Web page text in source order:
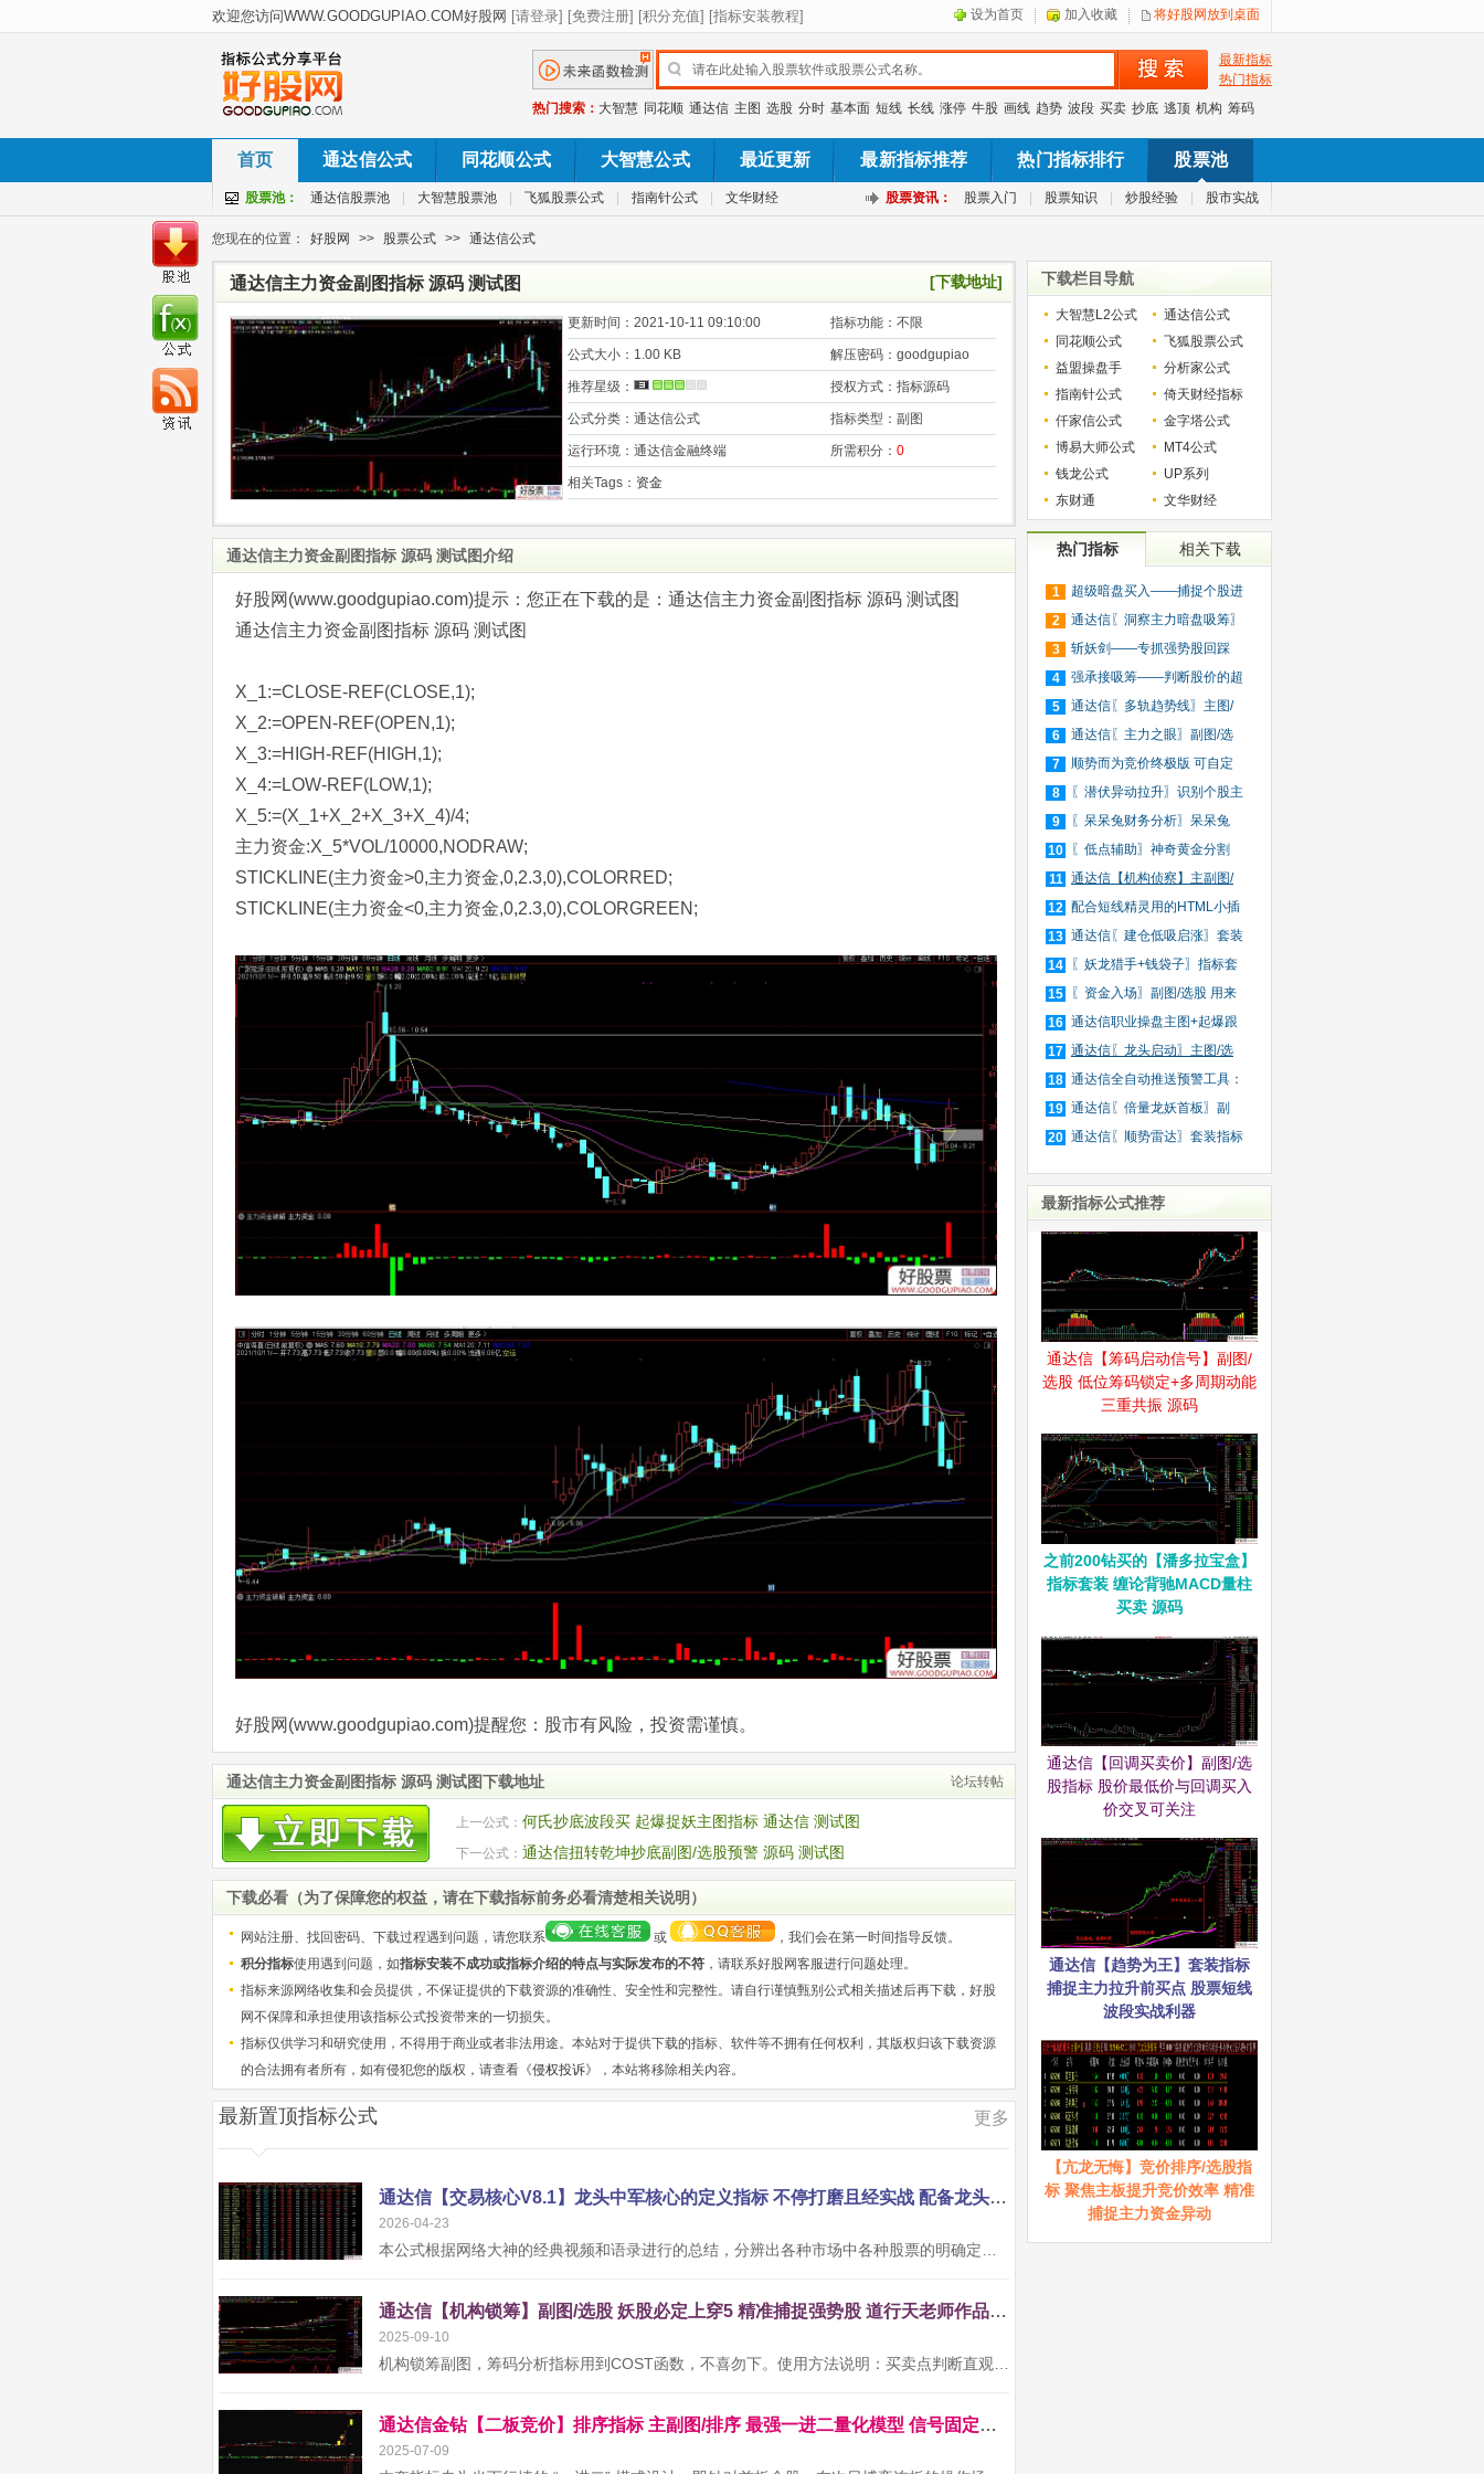
设为首页 加入收藏 将好股网放到桌面
最新指标
热门指标
热门搜索： 大智慧 同花顺 通达信 主图 选股 分时 基本面 短线 长线 涨停 牛股 画线 趋势 波段 买卖 抄底 逃顶 机构 筹码
首页 通达信公式 同花顺公式 大智慧公式 最近更新 最新指标推荐 热门指标排行 股票池
股票池： 通达信股票池 大智慧股票池 飞狐股票公式 指南针公式 文华财经 股票资讯： 股票入门 股票知识 炒股经验 股市实战
您现在的位置： 好股网 >> 股票公式 >> 通达信公式
通达信主力资金副图指标 源码 测试图 [下载地址]
更新时间： 2021-10-11 09:10:00 指标功能： 不限
公式大小： 1.00 KB 解压密码： goodgupiao
推荐星级： 授权方式： 指标源码
公式分类： 通达信公式 指标类型： 副图
运行环境： 通达信金融终端 所需积分： 0
相关Tags： 资金
通达信主力资金副图指标 源码 测试图介绍
好股网(www.goodgupiao.com)提示：您正在下载的是：通达信主力资金副图指标 源码 测试图
通达信主力资金副图指标 源码 测试图
X_1:=CLOSE-REF(CLOSE,1);
X_2:=OPEN-REF(OPEN,1);
X_3:=HIGH-REF(HIGH,1);
X_4:=LOW-REF(LOW,1);
X_5:=(X_1+X_2+X_3+X_4)/4;
主力资金:X_5*VOL/10000,NODRAW;
STICKLINE(主力资金>0,主力资金,0,2.3,0),COLORRED;
STICKLINE(主力资金<0,主力资金,0,2.3,0),COLORGREEN;
好股网(www.goodgupiao.com)提醒您：股市有风险，投资需谨慎。
通达信主力资金副图指标 源码 测试图下载地址 论坛转帖
上一公式： 何氏抄底波段买 起爆捉妖主图指标 通达信 测试图
下一公式： 通达信扭转乾坤抄底副图/选股预警 源码 测试图
下载必看（为了保障您的权益，请在下载指标前务必看清楚相关说明）
网站注册、找回密码、下载过程遇到问题，请您联系 或
，我们会在第一时间指导反馈。
积分指标使用遇到问题，如指标安装不成功或指标介绍的特点与实际发布的不符 ，请联系好股网客服进行问题处理。
指标来源网络收集和会员提供，不保证提供的下载资源的准确性、安全性和完整性。请自行谨慎甄别公式相关描述后再下载，好股
网不保障和承担使用该指标公式投资带来的一切损失。
指标仅供学习和研究使用，不得用于商业或者非法用途。本站对于提供下载的指标、软件等不拥有任何权利，其版权归该下载资源
的合法拥有者所有，如有侵犯您的版权，请查看《侵权投诉》，本站将移除相关内容。
更多
最新置顶指标公式
通达信【交易核心V8.1】龙头中军核心的定义指标 不停打磨且经实战 配备龙头抱团选股
2026-04-23
通达信【机构锁筹】副图/选股 妖股必定上穿5 精准捕捉强势股 道行天老师作品 源码
2025-09-10
通达信金钻【二板竞价】排序指标 主副图/排序 最强一进二量化模型 信号固定支持回测 源码
2025-07-09
下载栏目导航
大智慧L2公式
通达信公式
同花顺公式
飞狐股票公式
益盟操盘手
分析家公式
指南针公式
倚天财经指标
仟家信公式
金字塔公式
博易大师公式
MT4公式
钱龙公式
UP系列
东财通
文华财经
热门指标 相关下载
1
超级暗盘买入——捕捉个股进
入
2
通达信〖洞察主力暗盘吸筹〗
捕
3
斩妖剑——专抓强势股回踩
20日
4
强承接吸筹——判断股价的超
买
5
通达信〖多轨趋势线〗主图/
选
6
通达信〖主力之眼〗副图/选
股
7
顺势而为竞价终极版 可自定
义
8
〖潜伏异动拉升〗识别个股主
力
9
〖呆呆兔财务分析〗呆呆兔
F10
10
〖低点辅助〗神奇黄金分割
+趋
11 通达信【机构侦察】主副图/
选
12 配合短线精灵用的HTML小插
件
13 通达信〖建仓低吸启涨〗套装
指
14
〖妖龙猎手+钱袋子〗指标套
装
15
〖资金入场〗副图/选股 用来
抓
16 通达信职业操盘主图+起爆跟
庄
17 通达信〖龙头启动〗主图/选
股
18 通达信全自动推送预警工具：
公
19 通达信〖倍量龙妖首板〗副
图/
20 通达信〖顺势雷达〗套装指标
最新指标公式推荐
通达信【筹码启动信号】副图/
选股 低位筹码锁定+多周期动能
三重共振 源码
之前200钻买的【潘多拉宝盒】
指标套装 缠论背驰MACD量柱
买卖 源码
通达信【回调买卖价】副图/选
股指标 股价最低价与回调买入
价交叉可关注
通达信【趋势为王】套装指标
捕捉主力拉升前买点 股票短线
波段实战利器
【亢龙无悔】竞价排序/选股指
标 聚焦主板提升竞价效率 精准
捕捉主力资金异动